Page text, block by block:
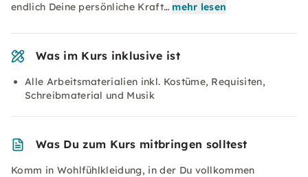
endlich Deine persönliche Kraft… mehr lesen
Was im Kurs inklusive ist
Alle Arbeitsmaterialien inkl. Kostüme, Requisiten,
Schreibmaterial und Musik
Was Du zum Kurs mitbringen solltest
Komm in Wohlfühlkleidung, in der Du vollkommen